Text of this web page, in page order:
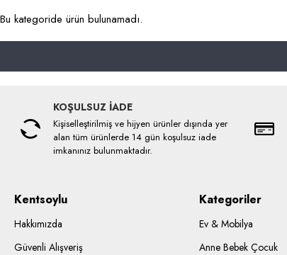
Bu kategoride ürün bulunamadı.
KOŞULSUZ İADE
Kişiselleştirilmiş ve hijyen ürünler dışında yer
alan tüm ürünlerde 14 gün koşulsuz iade
imkanınız bulunmaktadır.
Kentsoylu
Hakkımızda
Güvenli Alışveriş
Kategoriler
Ev & Mobilya
Anne Bebek Çocuk